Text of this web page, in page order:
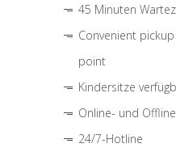
45 Minuten
Convenient
point
Kindersitze
Online- und
24/7-Hotline